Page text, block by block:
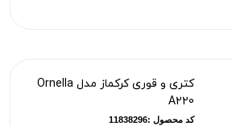
کتری و قوری کرکماز مدل Ornella
A220
کد محصول :11838296